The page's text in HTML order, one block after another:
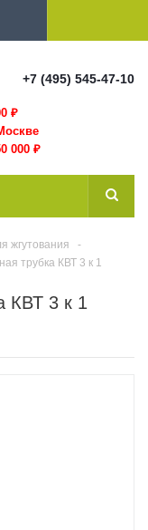
+7 (495) 545-47-10
₽
000 ₽
жгутования
-
трубка КВТ 3 к 1
КВТ 3 к 1